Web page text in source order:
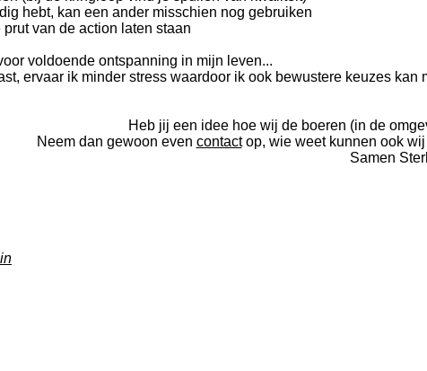
hebt, kan een ander misschien nog gebruiken
van de action laten staan
voldoende ontspanning in mijn leven...
ervaar ik minder stress waardoor ik ook bewustere keuzes
Heb jij een idee hoe wij de boeren (in de
Neem dan gewoon even contactop, wie weet kunnen ook
Samen